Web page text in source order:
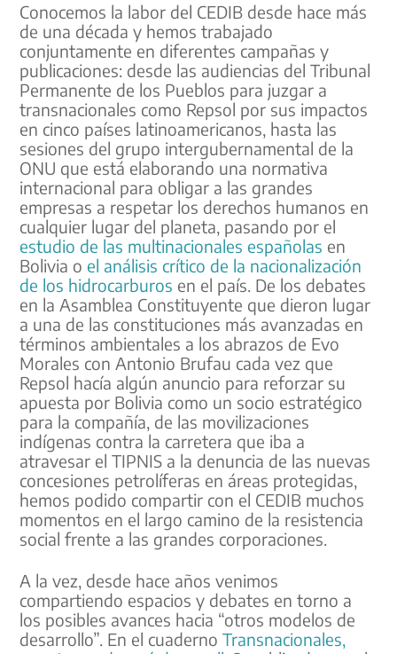
Conocemos la labor del CEDIB desde hace más
de una década y hemos trabajado
conjuntamente en diferentes campañas y
publicaciones: desde las audiencias del Tribunal
Permanente de los Pueblos para juzgar a
transnacionales como Repsol por sus impactos
en cinco países latinoamericanos, hasta las
sesiones del grupo intergubernamental de la
ONU que está elaborando una normativa
internacional para obligar a las grandes
empresas a respetar los derechos humanos en
cualquier lugar del planeta, pasando por el
estudio de las multinacionales españolas en
Bolivia o el análisis crítico de la nacionalización
de los hidrocarburos en el país. De los debates
en la Asamblea Constituyente que dieron lugar
a una de las constituciones más avanzadas en
términos ambientales a los abrazos de Evo
Morales con Antonio Brufau cada vez que
Repsol hacía algún anuncio para reforzar su
apuesta por Bolivia como un socio estratégico
para la compañía, de las movilizaciones
indígenas contra la carretera que iba a
atravesar el TIPNIS a la denuncia de las nuevas
concesiones petrolíferas en áreas protegidas,
hemos podido compartir con el CEDIB muchos
momentos en el largo camino de la resistencia
social frente a las grandes corporaciones.
A la vez, desde hace años venimos
compartiendo espacios y debates en torno a
los posibles avances hacia “otros modelos de
desarrollo”. En el cuadernoTransnacionales,